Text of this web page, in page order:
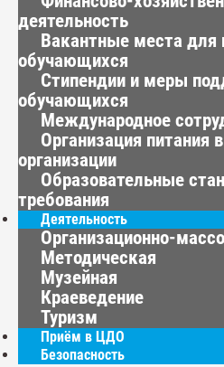
деятельность
Вакантные места для
обучающихся
Стипендии и меры
обучающихся
Международное
Организация питания
организации
Образовательные
требования
Деятельность
Организационно-
Методическая
Музейная
Краеведение
Туризм
Приём в ЦДО
Безопасность